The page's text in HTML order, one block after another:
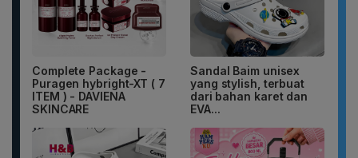
Complete Package -
Puragen hybright-XT ( 7
ITEM ) - DAVIENA
SKINCARE
Sandal Baim unisex
yang stylish, terbuat
dari bahan karet dan
EVA...